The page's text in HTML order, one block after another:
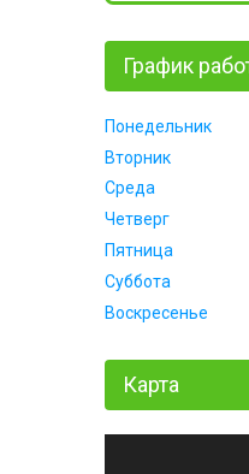
График
Понедельник
Вторник
Среда
Четверг
Пятница
Суббота
Воскресенье
Карта